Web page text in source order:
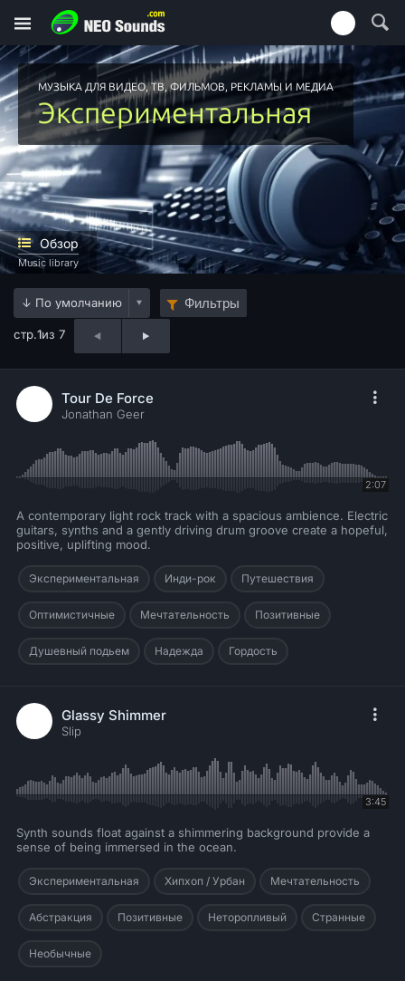
МУЗЫКА ДЛЯ ВИДЕО, ТВ, ФИЛЬМОВ, РЕКЛАМЫ И МЕДИА
Экспериментальная
Обзор
Music library
Фильтры
стр.1из 7
Tour De Force
Jonathan Geer
2:07
A contemporary light rock track with a spacious ambience. Electric
guitars, synths and a gently driving drum groove create a hopeful,
positive, uplifting mood.
Экспериментальная Инди-рок Путешествия
Оптимистичные Мечтательность Позитивные
Душевный подьем Надежда Гордость
Glassy Shimmer
Slip
3:45
Synth sounds float against a shimmering background provide a
sense of being immersed in the ocean.
Экспериментальная Хипхоп / Урбан Мечтательность
Абстракция Позитивные Неторопливый Странные
Необычные